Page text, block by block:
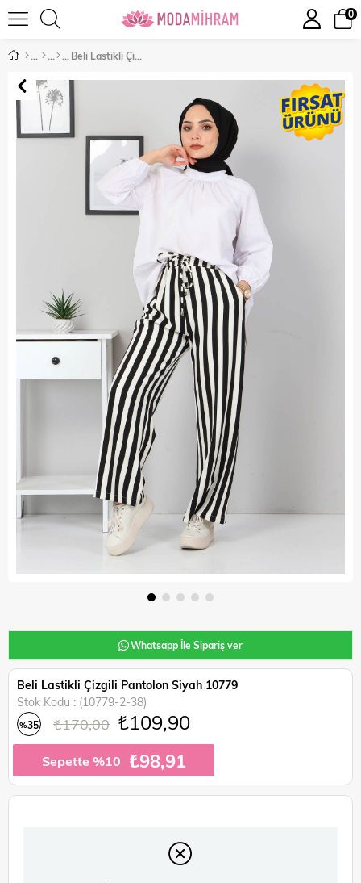
0
Beli Lastikli Çizgili Pantolon Siyah 10779
Whatsapp İle Sipariş ver
Beli Lastikli Çizgili Pantolon Siyah 10779
Stok Kodu
(10779-2-38)
%35 ₺170,00 ₺109,90
Sepette %10 ₺98,91